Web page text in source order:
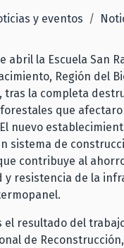
y eventos
abril la Escuela San
Región del
tras la completa
que
nuevo
sistema de
contribuye al
y resistencia de la
el resultado del
de